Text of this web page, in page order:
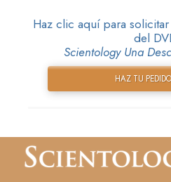
Haz clic aquí para
del
Scientology Una
HAZ TU